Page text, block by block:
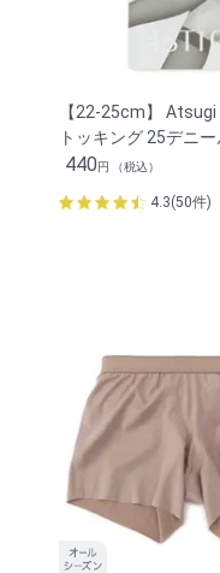
【22-25cm】
トッキング 25デニ
440円 （税込）
4.3(50件)